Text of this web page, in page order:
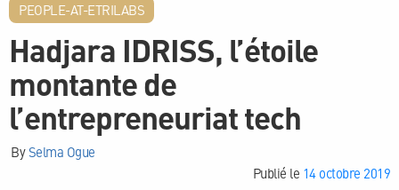
PEOPLE-AT-ETRILABS
Hadjara IDRISS, l’étoile
montante de
l’entrepreneuriat tech
BySelma Ogue
Publié le 14 octobre 2019